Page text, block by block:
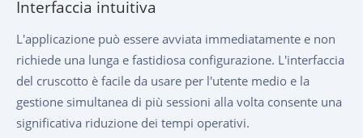
Interfaccia intuitiva
L'applicazione può essere avviata immediatamente e non
richiede una lunga e fastidiosa configurazione. L'interfaccia
del cruscotto è facile da usare per l'utente medio e la
gestione simultanea di più sessioni alla volta consente una
significativa riduzione dei tempi operativi.